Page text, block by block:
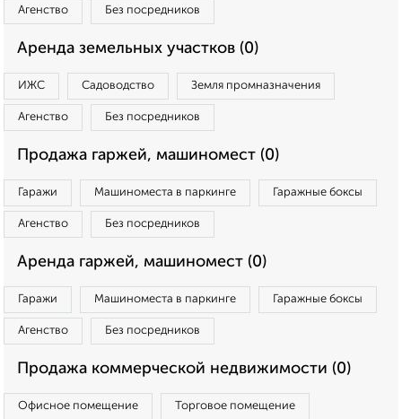
Агенство Без посредников
Аренда земельных участков (0)
ИЖС Садоводство Земля промназначения
Агенство Без посредников
Продажа гаржей, машиномест (0)
Гаражи Машиноместа в паркинге Гаражные боксы
Агенство Без посредников
Аренда гаржей, машиномест (0)
Гаражи Машиноместа в паркинге Гаражные боксы
Агенство Без посредников
Продажа коммерческой недвижимости (0)
Офисное помещение Торговое помещение